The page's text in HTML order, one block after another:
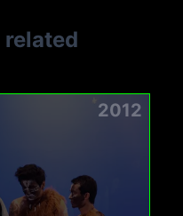
related
2012